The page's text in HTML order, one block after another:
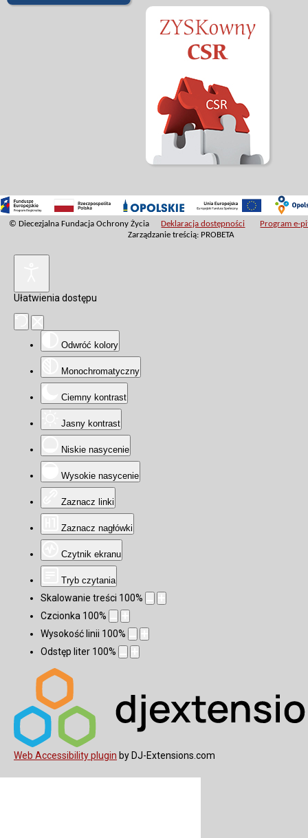
© Diecezjalna Fundacja Ochrony Życia Deklaracja dostępności
Program e-
Zarządzanie treścią: PROBETA
Ułatwienia dostępu
Odwróć kolory
Monochromatyczny
Ciemny kontrast
Jasny kontrast
Niskie nasycenie
Wysokie nasycenie
Zaznacz linki
Zaznacz nagłówki
Czytnik ekranu
Tryb czytania
Skalowanie treści 100%
Czcionka 100%
Wysokość linii 100%
Odstęp liter 100%
Web Accessibility plugin by DJ-Extensions.com